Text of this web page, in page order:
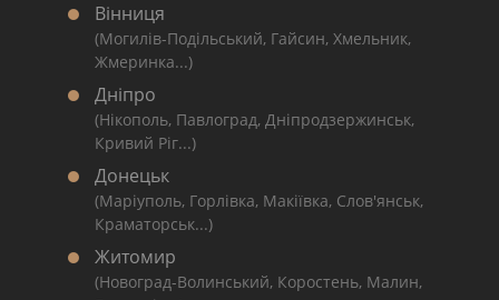
Вінниця
(Могилів-Подільський, Гайсин, Хмельник,
Жмеринка...)
Дніпро
(Нікополь, Павлоград, Дніпродзержинськ,
Кривий Ріг...)
Донецьк
(Маріуполь, Горлівка, Макіївка, Слов'янськ,
Краматорськ...)
Житомир
(Новоград-Волинський, Коростень, Малин,